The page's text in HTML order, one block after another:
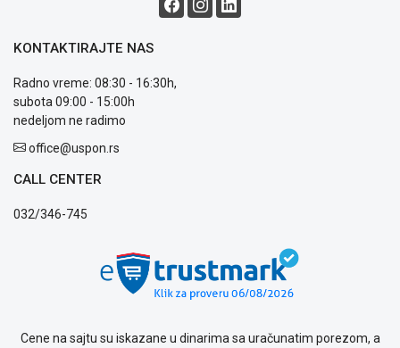
KONTAKTIRAJTE NAS
Radno vreme: 08:30 - 16:30h,
subota 09:00 - 15:00h
nedeljom ne radimo
office@uspon.rs
CALL CENTER
032/346-745
Cene na sajtu su iskazane u dinarima sa uračunatim porezom, a